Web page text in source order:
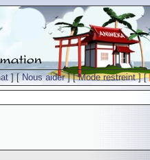
] [Nous aider] [Mode restreint] [